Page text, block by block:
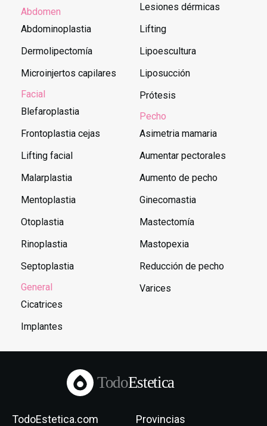
Abdomen
Abdominoplastia
Dermolipectomía
Microinjertos capilares
Facial
Blefaroplastia
Frontoplastia cejas
Lifting facial
Malarplastia
Mentoplastia
Otoplastia
Rinoplastia
Septoplastia
General
Cicatrices
Implantes
Lesiones dérmicas
Lifting
Lipoescultura
Liposucción
Prótesis
Pecho
Asimetria mamaria
Aumentar pectorales
Aumento de pecho
Ginecomastia
Mastectomía
Mastopexia
Reducción de pecho
Varices
TodoEstetica
TodoEstetica.com Provincias